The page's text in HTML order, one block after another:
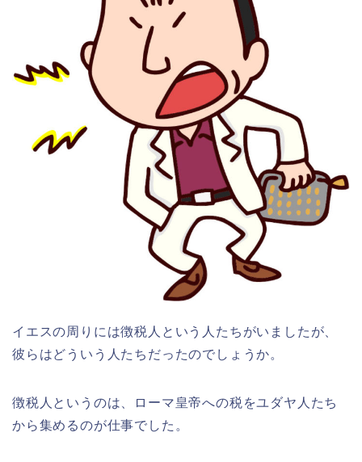
イエスの周りには徴税人という人たちがいましたが、
彼らはどういう人たちだったのでしょうか。
徴税人というのは、
ローマ皇帝への税をユダヤ人たち
から集めるのが仕事でした。